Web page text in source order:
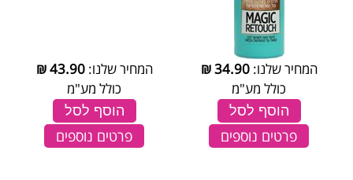
המחיר שלנו:34.90
₪
כולל מע"מ
הוסף לסל
פרטים נוספים
המחיר שלנו:43.90
₪
כולל מע"מ
הוסף לסל
פרטים נוספים